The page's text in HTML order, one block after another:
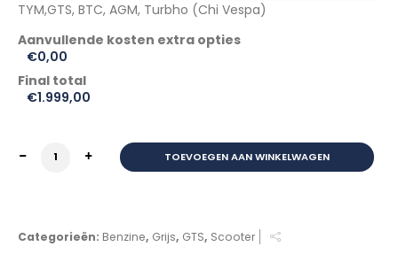
TYM,GTS, BTC, AGM, Turbho (Chi Vespa)
€0,00
Final total
€1.999,00
GTS TOSCANA DYNAMIC BORASCO GREY nu met
TOEVOEGEN AAN WINKELWAGEN
Categorieën: Benzine, Grijs, GTS, Scooter